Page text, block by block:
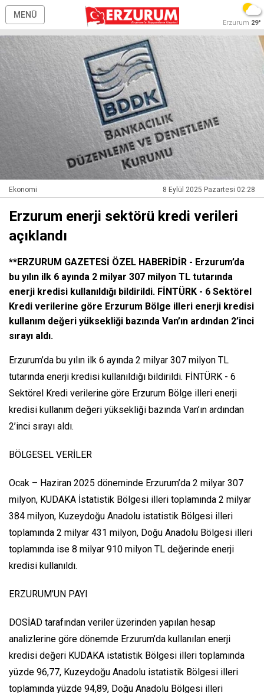
MENÜ
Erzurum 29°
Ekonomi 8 Eylül 2025 Pazartesi 02:28
Erzurum enerji sektörü kredi verileri
açıklandı
**ERZURUM GAZETESİ ÖZEL HABERİDİR - Erzurum’da
bu yılın ilk 6 ayında 2 milyar 307 milyon TL tutarında
enerji kredisi kullanıldığı bildirildi. FİNTÜRK - 6 Sektörel
Kredi verilerine göre Erzurum Bölge illeri enerji kredisi
kullanım değeri yüksekliği bazında Van’ın ardından 2’inci
sırayı aldı.
Erzurum’da bu yılın ilk 6 ayında 2 milyar 307 milyon TL
tutarında enerji kredisi kullanıldığı bildirildi. FİNTÜRK - 6
Sektörel Kredi verilerine göre Erzurum Bölge illeri enerji
kredisi kullanım değeri yüksekliği bazında Van’ın ardından
2’inci sırayı aldı.
BÖLGESEL VERİLER
Ocak – Haziran 2025 döneminde Erzurum’da 2 milyar 307
milyon, KUDAKA İstatistik Bölgesi illeri toplamında 2 milyar
384 milyon, Kuzeydoğu Anadolu istatistik Bölgesi illeri
toplamında 2 milyar 431 milyon, Doğu Anadolu Bölgesi illeri
toplamında ise 8 milyar 910 milyon TL değerinde enerji
kredisi kullanıldı.
ERZURUM’UN PAYI
DOSİAD tarafından veriler üzerinden yapılan hesap
analizlerine göre dönemde Erzurum’da kullanılan enerji
kredisi değeri KUDAKA istatistik Bölgesi illeri toplamında
yüzde 96,77, Kuzeydoğu Anadolu istatistik Bölgesi illeri
toplamında yüzde 94,89, Doğu Anadolu Bölgesi illeri